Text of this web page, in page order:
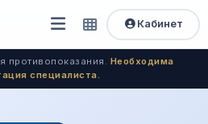
Открыть
меню
Быстрый
доступ
Кабинет
противопоказания. Необходима
специалиста.